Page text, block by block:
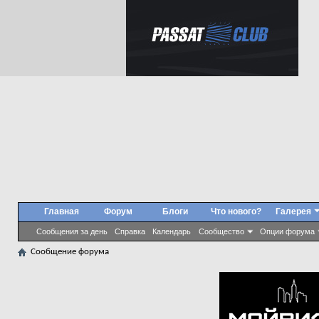
Главная Форум
Сообщения за день Справка Календарь Сообщество Опции форума
Блоги Что нового? Галерея
Сообщение форума